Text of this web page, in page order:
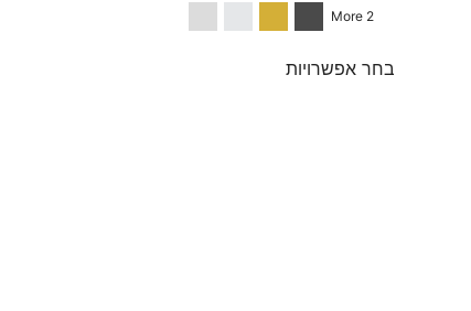
2 More
בחר אפשרויות